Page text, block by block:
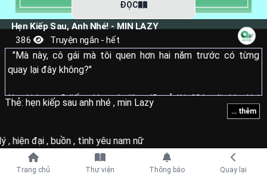
Tiếp tục với
ĐỌC
Hẹn Kiếp Sau, Anh Nhé! - MIN LAZY
386 Truyện ngắn - hết
... thêm
"Mà này, cô gái mà tôi quen hơn hai năm trước có từng
quay lại đây không?"
Người bạn cũ liếc nhìn anh, lặng lẽ trả lời: "Cô gái đó... Hai
năm trước, vào ngày cậu trở về, cô ấy đã nhảy khỏi tòa nhà
Thẻ: hẹn kiếp sau anh nhé , min Lazy
,hiện đại ,buồn ,tình yêu nam nữ
Trang chủ Thư viện Thông báo Quay lại